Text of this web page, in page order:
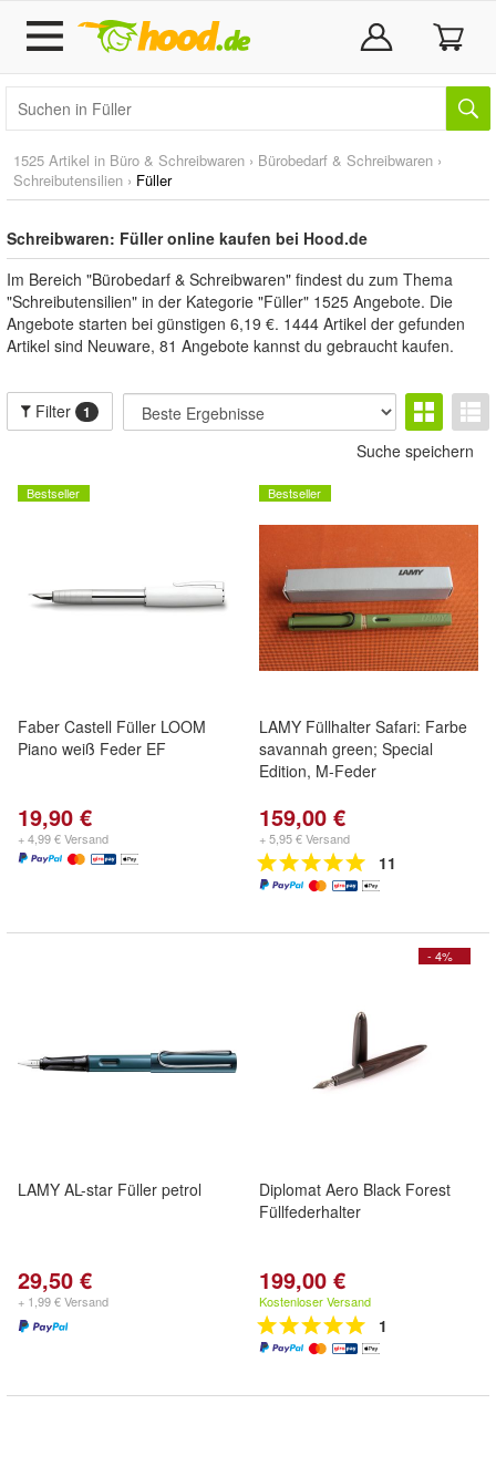
1525 Artikel in Büro & Schreibwaren › Bürobedarf & Schreibwaren ›
Schreibutensilien › Füller
Schreibwaren: Füller online kaufen bei Hood.de
Im Bereich "Bürobedarf & Schreibwaren" findest du zum Thema
"Schreibutensilien" in der Kategorie "Füller" 1525 Angebote. Die
Angebote starten bei günstigen 6,19 €. 1444 Artikel der gefunden
Artikel sind Neuware, 81 Angebote kannst du gebraucht kaufen.
Filter 1
Suche speichern
Bestseller
Faber Castell Füller LOOM
Piano weiß Feder EF
19,90 €
+ 4,99 € Versand
Bestseller
LAMY Füllhalter Safari: Farbe
savannah green; Special
Edition, M-Feder
159,00 €
+ 5,95 € Versand
11
LAMY AL-star Füller petrol
29,50 €
+ 1,99 € Versand
- 4%
Diplomat Aero Black Forest
Füllfederhalter
199,00 €
Kostenloser Versand
1